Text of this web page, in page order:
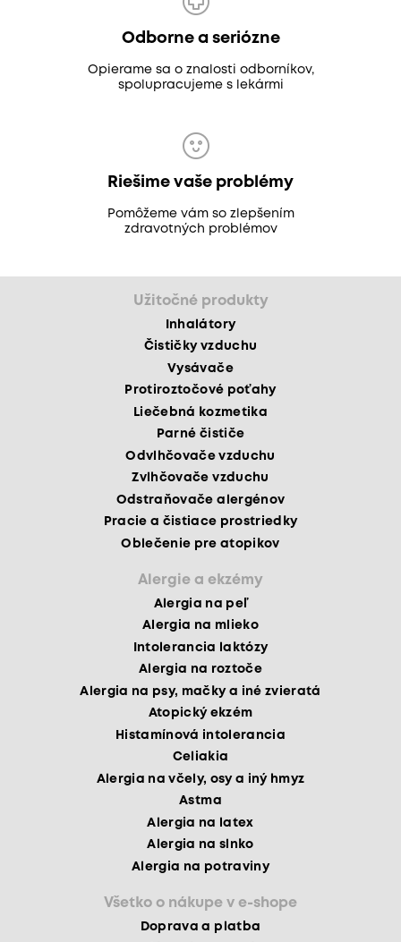
Odborne a seriózne
Opierame sa o znalosti odborníkov,
spolupracujeme s lekármi
Riešime vaše problémy
Pomôžeme vám so zlepšením
zdravotných problémov
Užitočné produkty
Inhalátory
Čističky vzduchu
Vysávače
Protiroztočové poťahy
Liečebná kozmetika
Parné čističe
Odvlhčovače vzduchu
Zvlhčovače vzduchu
Odstraňovače alergénov
Pracie a čistiace prostriedky
Oblečenie pre atopikov
Alergie a ekzémy
Alergia na peľ
Alergia na mlieko
Intolerancia laktózy
Alergia na roztoče
Alergia na psy, mačky a iné zvieratá
Atopický ekzém
Histamínová intolerancia
Celiakia
Alergia na včely, osy a iný hmyz
Astma
Alergia na latex
Alergia na slnko
Alergia na potraviny
Všetko o nákupe v e-shope
Doprava a platba